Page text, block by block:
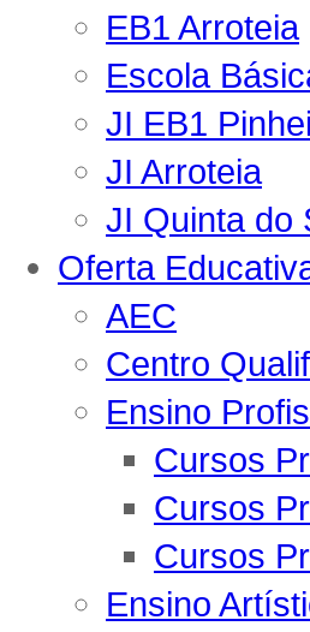
EB1 Arroteia
Escola
JI EB1
JI Arroteia
JI Quinta do
Oferta
AEC
Centro
Ensino
Cursos
Cursos
Cursos
Ensino